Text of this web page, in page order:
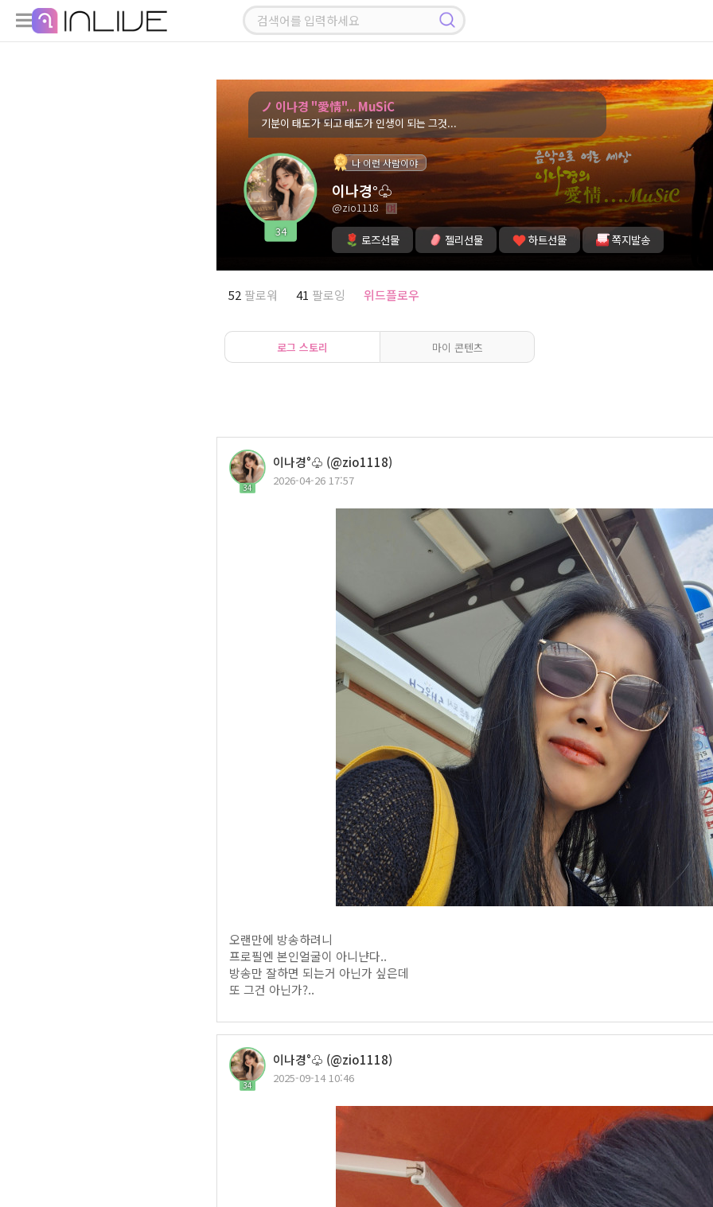
ノ 이나경 "愛情"... MuSiC
기분이 태도가 되고 태도가 인생이 되는 그것...
34
나 이런 사람이야
이나경°♧
@zio1118
로즈선물 젤리선물 하트선물 쪽지발송
52 팔로워 41 팔로잉 위드플로우
로그 스토리 마이 콘텐츠
34
이나경°♧ (@zio1118)
2026-04-26 17:57
오랜만에 방송하려니
프로필엔 본인얼굴이 아니냔다..
방송만 잘하면 되는거 아닌가 싶은데
또 그건 아닌가?..
34
이나경°♧ (@zio1118)
2025-09-14 10:46